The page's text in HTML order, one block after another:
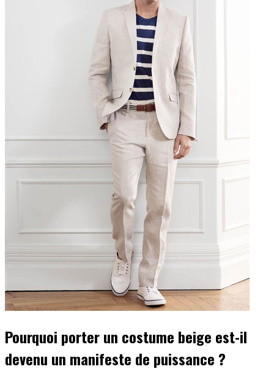
Pourquoi porter un costume beige est-il
devenu un manifeste de puissance ?